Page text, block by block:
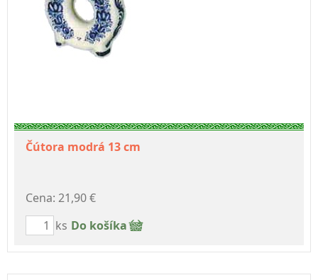
Čútora modrá 13 cm
Cena: 21,90 €
ks Do košíka